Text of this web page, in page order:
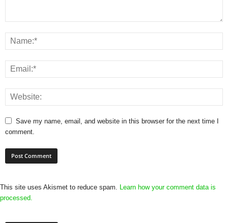
Save my name, email, and website in this browser for the next time I
comment.
This site uses Akismet to reduce spam. Learn how your comment data is
processed.